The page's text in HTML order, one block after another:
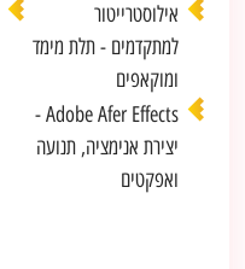
אילוסטרייטור
למתקדמים - תלת מימד
ומוקאפים
Adobe Afer Effects -
יצירת אנימציה, תנועה
ואפקטים